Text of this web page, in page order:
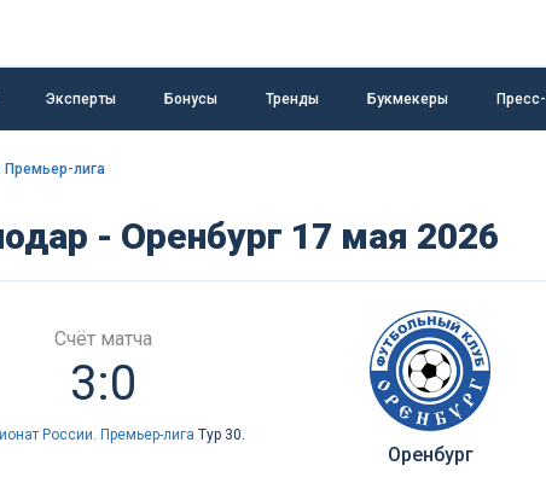
Эксперты Бонусы Тренды Букмекеры
Премьер-лига
- Оренбург 17 мая 2026
Счёт матча
3:0
России. Премьер-лига Тур 30.
Оренбург